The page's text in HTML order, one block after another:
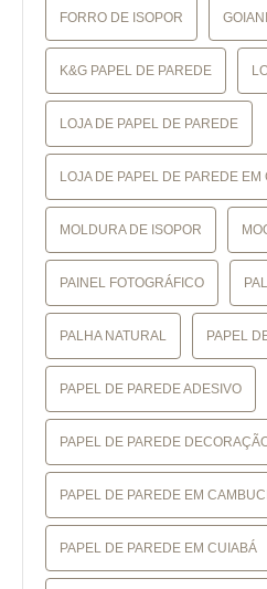
FORRO DE ISOPOR
K&G PAPEL DE PAREDE
LOJA DE PAPEL DE PAREDE
LOJA DE PAPEL DE PAREDE EM
MOLDURA DE ISOPOR
PAINEL FOTOGRÁFICO
PALHA NATURAL PAPEL
PAPEL DE PAREDE ADESIVO
PAPEL DE PAREDE
PAPEL DE PAREDE EM CAMBUCI
PAPEL DE PAREDE EM CUIABÁ